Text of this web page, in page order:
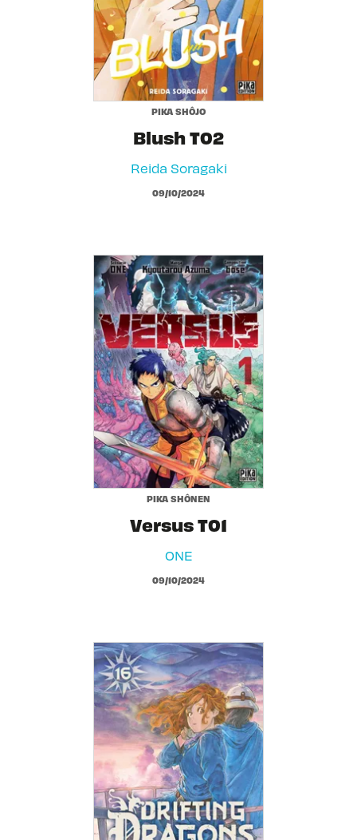
PIKA SHÔJO
Blush T02
Reida Soragaki
09/10/2024
PIKA SHÔNEN
Versus T01
ONE
09/10/2024